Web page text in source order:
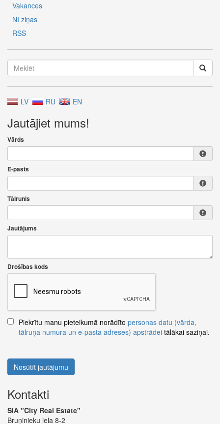
Vakances
NĪ ziņas
RSS
LV RU EN
Jautājiet mums!
Vārds
E-pasts
Tālrunis
Jautājums
Drošības kods
Piekrītu manu pieteikumā norādīto personas datu (vārda,
tālruņa numura un e-pasta adreses) apstrādei tālākai saziņai.
Nosūtīt jautājumu
Kontakti
SIA "City Real Estate"
Bruņinieku iela 8-2